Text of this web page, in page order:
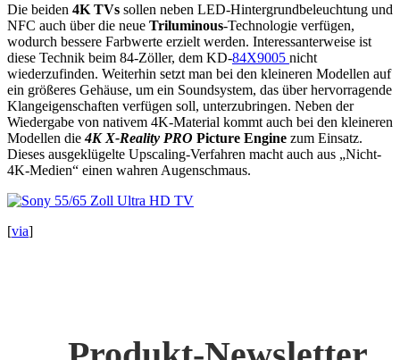
Die beiden 4K TVs sollen neben LED-Hintergrundbeleuchtung und
NFC auch über die neue Triluminous-Technologie verfügen,
wodurch bessere Farbwerte erzielt werden. Interessanterweise ist
diese Technik beim 84-Zöller, dem KD-84X9005 nicht
wiederzufinden. Weiterhin setzt man bei den kleineren Modellen auf
ein größeres Gehäuse, um ein Soundsystem, das über hervorragende
Klangeigenschaften verfügen soll, unterzubringen. Neben der
Wiedergabe von nativem 4K-Material kommt auch bei den kleineren
Modellen die4K X-Reality PRO Picture Engine zum Einsatz.
Dieses ausgeklügelte Upscaling-Verfahren macht auch aus „Nicht-
4K-Medien“ einen wahren Augenschmaus.
[via]